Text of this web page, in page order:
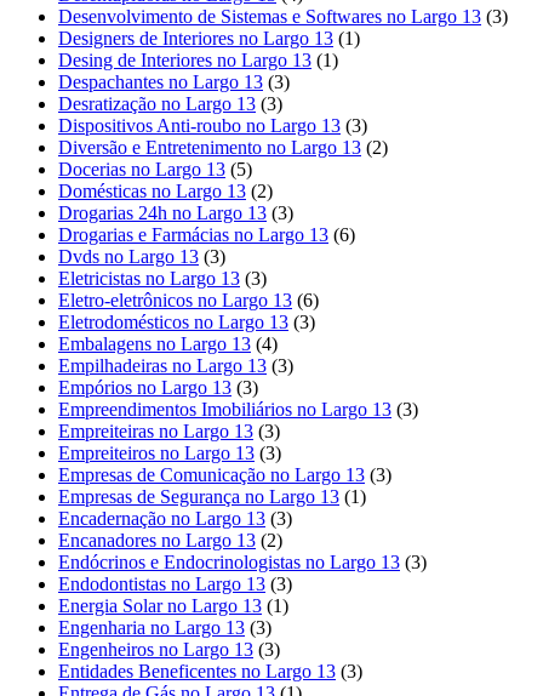
Desenvolvimento de Sistemas e Softwares no Largo 13 (3)
Designers de Interiores no Largo 13 (1)
Desing de Interiores no Largo 13 (1)
Despachantes no Largo 13 (3)
Desratização no Largo 13 (3)
Dispositivos Anti-roubo no Largo 13 (3)
Diversão e Entretenimento no Largo 13 (2)
Docerias no Largo 13 (5)
Domésticas no Largo 13 (2)
Drogarias 24h no Largo 13 (3)
Drogarias e Farmácias no Largo 13 (6)
Dvds no Largo 13 (3)
Eletricistas no Largo 13 (3)
Eletro-eletrônicos no Largo 13 (6)
Eletrodomésticos no Largo 13 (3)
Embalagens no Largo 13 (4)
Empilhadeiras no Largo 13 (3)
Empórios no Largo 13 (3)
Empreendimentos Imobiliários no Largo 13 (3)
Empreiteiras no Largo 13 (3)
Empreiteiros no Largo 13 (3)
Empresas de Comunicação no Largo 13 (3)
Empresas de Segurança no Largo 13 (1)
Encadernação no Largo 13 (3)
Encanadores no Largo 13 (2)
Endócrinos e Endocrinologistas no Largo 13 (3)
Endodontistas no Largo 13 (3)
Energia Solar no Largo 13 (1)
Engenharia no Largo 13 (3)
Engenheiros no Largo 13 (3)
Entidades Beneficentes no Largo 13 (3)